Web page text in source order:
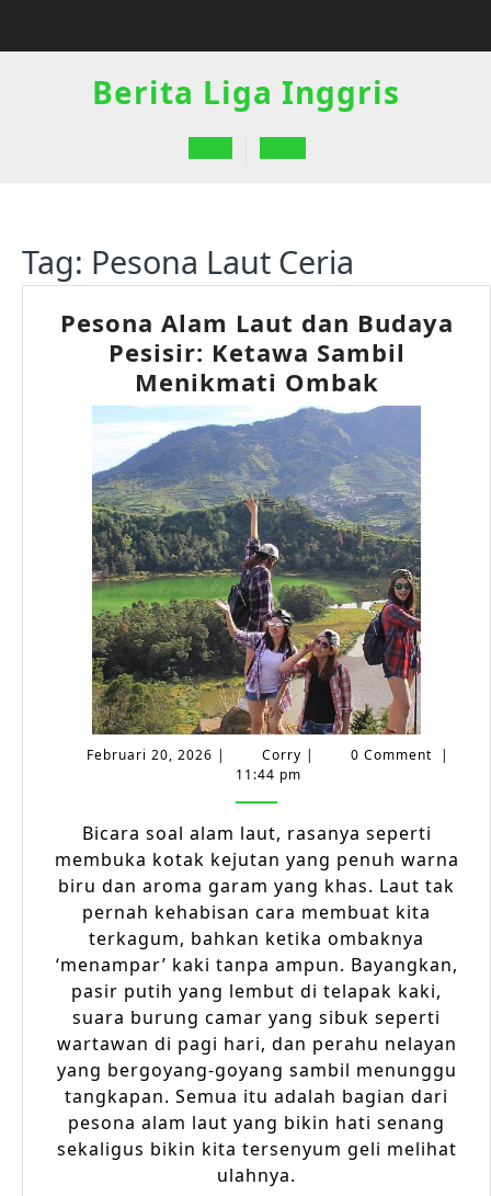
Berita Liga Inggris
Open
Tag: Pesona Laut Ceria
Pesona Alam Laut dan Budaya
Pesisir: Ketawa Sambil
Menikmati Ombak
Alam
dan
Budaya
Pesisir:
Ketawa
Sambil
Ombak
Februari 20, 2026 Februari
| Corry Corry
| 0 Comment
|
11:44 pm
Bicara soal alam laut, rasanya seperti
membuka kotak kejutan yang penuh warna
biru dan aroma garam yang khas. Laut tak
pernah kehabisan cara membuat kita
terkagum, bahkan ketika ombaknya
‘menampar’ kaki tanpa ampun. Bayangkan,
pasir putih yang lembut di telapak kaki,
suara burung camar yang sibuk seperti
wartawan di pagi hari, dan perahu nelayan
yang bergoyang-goyang sambil menunggu
tangkapan. Semua itu adalah bagian dari
pesona alam laut yang bikin hati senang
sekaligus bikin kita tersenyum geli melihat
ulahnya.